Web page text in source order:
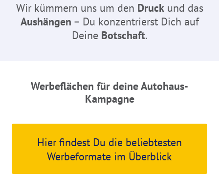
Wir kümmern uns um den Druckund das
Aushängen – Du konzentrierst Dich auf
Deine Botschaft.
Werbeflächen für deine Autohaus-
Kampagne
Hier findest Du die beliebtesten
Werbeformate im Überblick